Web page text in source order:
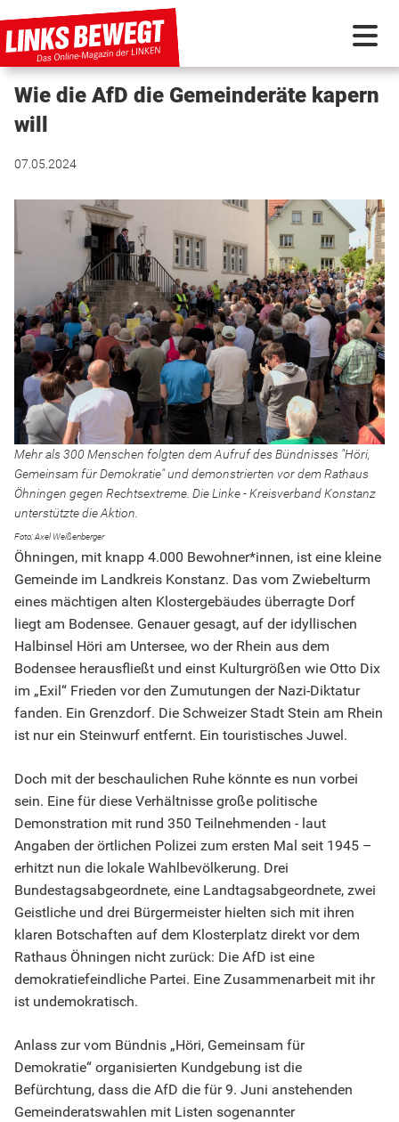
PARTEI IN BEWEGUNG
KUNSTSTOFF
DISKUSSIONSSTOFF
INTERNATIONAL
Wie die AfD die Gemeinderäte kapern
will
07.05.2024
Mehr als 300 Menschen folgten dem Aufruf des Bündnisses "Höri,
Gemeinsam für Demokratie" und demonstrierten vor dem Rathaus
Öhningen gegen Rechtsextreme. Die Linke - Kreisverband Konstanz
unterstützte die Aktion.
Axel Weißenberger
Öhningen, mit knapp 4.000 Bewohner*innen, ist eine kleine
Gemeinde im Landkreis Konstanz. Das vom Zwiebelturm
eines mächtigen alten Klostergebäudes überragte Dorf
liegt am Bodensee. Genauer gesagt, auf der idyllischen
Halbinsel Höri am Untersee, wo der Rhein aus dem
Bodensee herausfließt und einst Kulturgrößen wie Otto Dix
im „Exil“ Frieden vor den Zumutungen der Nazi-Diktatur
fanden. Ein Grenzdorf. Die Schweizer Stadt Stein am Rhein
ist nur ein Steinwurf entfernt. Ein touristisches Juwel.
Doch mit der beschaulichen Ruhe könnte es nun vorbei
sein. Eine für diese Verhältnisse große politische
Demonstration mit rund 350 Teilnehmenden - laut
Angaben der örtlichen Polizei zum ersten Mal seit 1945 –
erhitzt nun die lokale Wahlbevölkerung. Drei
Bundestagsabgeordnete, eine Landtagsabgeordnete, zwei
Geistliche und drei Bürgermeister hielten sich mit ihren
klaren Botschaften auf dem Klosterplatz direkt vor dem
Rathaus Öhningen nicht zurück: Die AfD ist eine
demokratiefeindliche Partei. Eine Zusammenarbeit mit ihr
ist undemokratisch.
Anlass zur vom Bündnis „Höri, Gemeinsam für
Demokratie“ organisierten Kundgebung ist die
Befürchtung, dass die AfD die für 9. Juni anstehenden
Gemeinderatswahlen mit Listen sogenannter